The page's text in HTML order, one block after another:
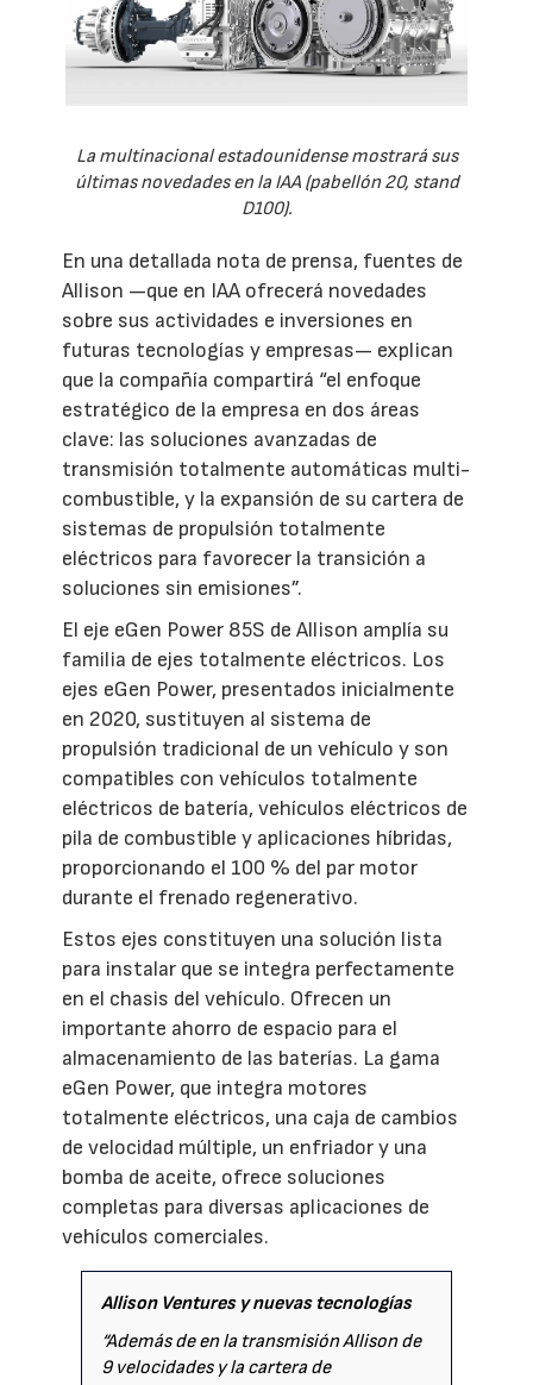
La multinacional estadounidense mostrará sus
últimas novedades en la IAA (pabellón 20, stand
D100).
En una detallada nota de prensa, fuentes de
Allison —que en IAA ofrecerá novedades
sobre sus actividades e inversiones en
futuras tecnologías y empresas— explican
que la compañía compartirá “el enfoque
estratégico de la empresa en dos áreas
clave: las soluciones avanzadas de
transmisión totalmente automáticas multi-
combustible, y la expansión de su cartera de
sistemas de propulsión totalmente
eléctricos para favorecer la transición a
soluciones sin emisiones”.
El eje eGen Power 85S de Allison amplía su
familia de ejes totalmente eléctricos. Los
ejes eGen Power, presentados inicialmente
en 2020, sustituyen al sistema de
propulsión tradicional de un vehículo y son
compatibles con vehículos totalmente
eléctricos de batería, vehículos eléctricos de
pila de combustible y aplicaciones híbridas,
proporcionando el 100 % del par motor
durante el frenado regenerativo.
Estos ejes constituyen una solución lista
para instalar que se integra perfectamente
en el chasis del vehículo. Ofrecen un
importante ahorro de espacio para el
almacenamiento de las baterías. La gama
eGen Power, que integra motores
totalmente eléctricos, una caja de cambios
de velocidad múltiple, un enfriador y una
bomba de aceite, ofrece soluciones
completas para diversas aplicaciones de
vehículos comerciales.
Allison Ventures y nuevas tecnologías
“Además de en la transmisión Allison de
9 velocidades y la cartera de